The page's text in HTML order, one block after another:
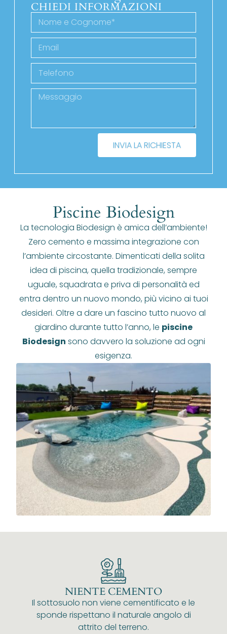
CHIEDI INFORMAZIONI
INVIA LA RICHIESTA
Piscine Biodesign
La tecnologia Biodesign è amica dell’ambiente!
Zero cemento e massima integrazione con
l’ambiente circostante. Dimenticati della solita
idea di piscina, quella tradizionale, sempre
uguale, squadrata e priva di personalità ed
entra dentro un nuovo mondo, più vicino ai tuoi
desideri. Oltre a dare un fascino tutto nuovo al
giardino durante tutto l’anno, le piscine
Biodesign sono davvero la soluzione ad ogni
esigenza.
NIENTE CEMENTO
Il sottosuolo non viene cementificato e le
sponde rispettano il naturale angolo di
attrito del terreno.